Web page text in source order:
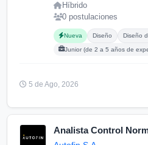
Híbrido
0 postulaciones
Nueva
Carreras buscadas:
Diseño Diseño
Posgrados buscados:
Junior (de 2 a 5 años de
5 de Ago, 2026
Analista Control